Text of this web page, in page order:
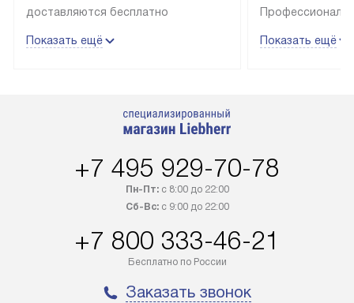
доставляются бесплатно
до подъезда, выезд за МКАД
в течение трех дней. Доставка
регионы осуществляется через
100% предоплаты наша компания
до представительства
транспортной компании в городе
условия доставки у менеджера при
Показать ещё
эксплуатации
Стоимость
обеспечивают
Показать ещё
+7 495 929-70-78
Пн-Пт:с 8:00 до 22:00
Сб-Вс:с 9:00 до 22:00
+7 800 333-46-21
Бесплатно по России
Заказать звонок